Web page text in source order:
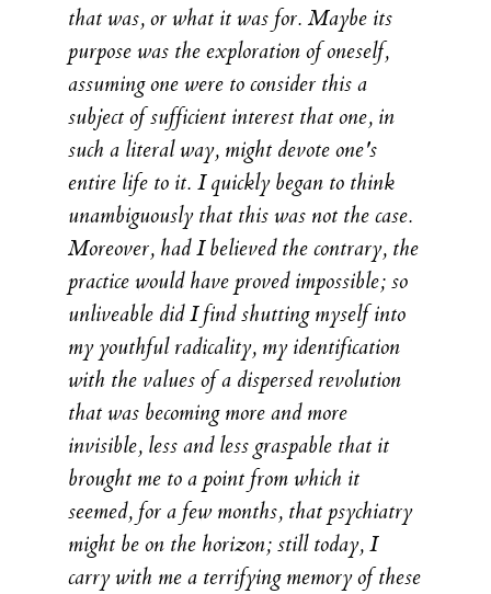
that was, or what it was for. Maybe its
purpose was the exploration of oneself,
assuming one were to consider this a
subject of sufficient interest that one, in
such a literal way, might devote one's
entire life to it. I quickly began to think
unambiguously that this was not the case.
Moreover, had I believed the contrary, the
practice would have proved impossible; so
unliveable did I find shutting myself into
my youthful radicality, my identification
with the values of a dispersed revolution
that was becoming more and more
invisible, less and less graspable that it
brought me to a point from which it
seemed, for a few months, that psychiatry
might be on the horizon; still today, I
carry with me a terrifying memory of these